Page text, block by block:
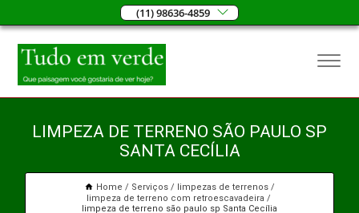
(11) 98636-4859
LIMPEZA DE TERRENO SÃO PAULO SP
SANTA CECÍLIA
Home Serviços
limpezas de terrenos
limpeza de terreno com retroescavadeira
limpeza de terreno são paulo sp Santa Cecília